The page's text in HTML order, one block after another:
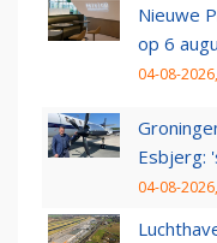
Nieuwe
op 6
04-08-
Esbjerg:
04-08-